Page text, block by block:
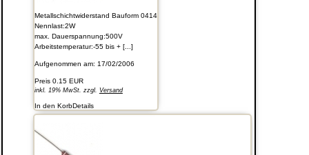
Metallschichtwiderstand Bauform 0414
Nennlast:2W
max. Dauerspannung:500V
Arbeitstemperatur:-55 bis + [...]
Aufgenommen am: 17/02/2006
Preis 0.15 EUR
inkl. 19% MwSt. zzgl. Versand
In den KorbDetails